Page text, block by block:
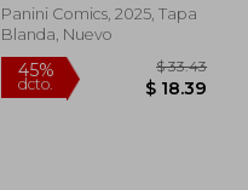
Panini Comics, 2025, Tapa
Blanda, Nuevo